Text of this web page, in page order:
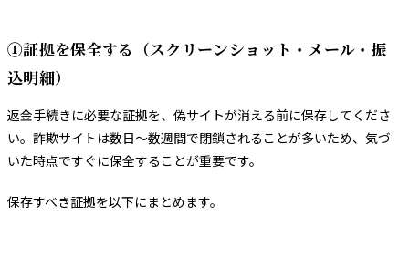
①証拠を保全する（スクリーンショット・メール・振
込明細）
返金手続きに必要な証拠を、偽サイトが消える前に保存してくださ
い。詐欺サイトは数日〜数週間で閉鎖されることが多いため、気づ
いた時点ですぐに保全することが重要です。
保存すべき証拠を以下にまとめます。